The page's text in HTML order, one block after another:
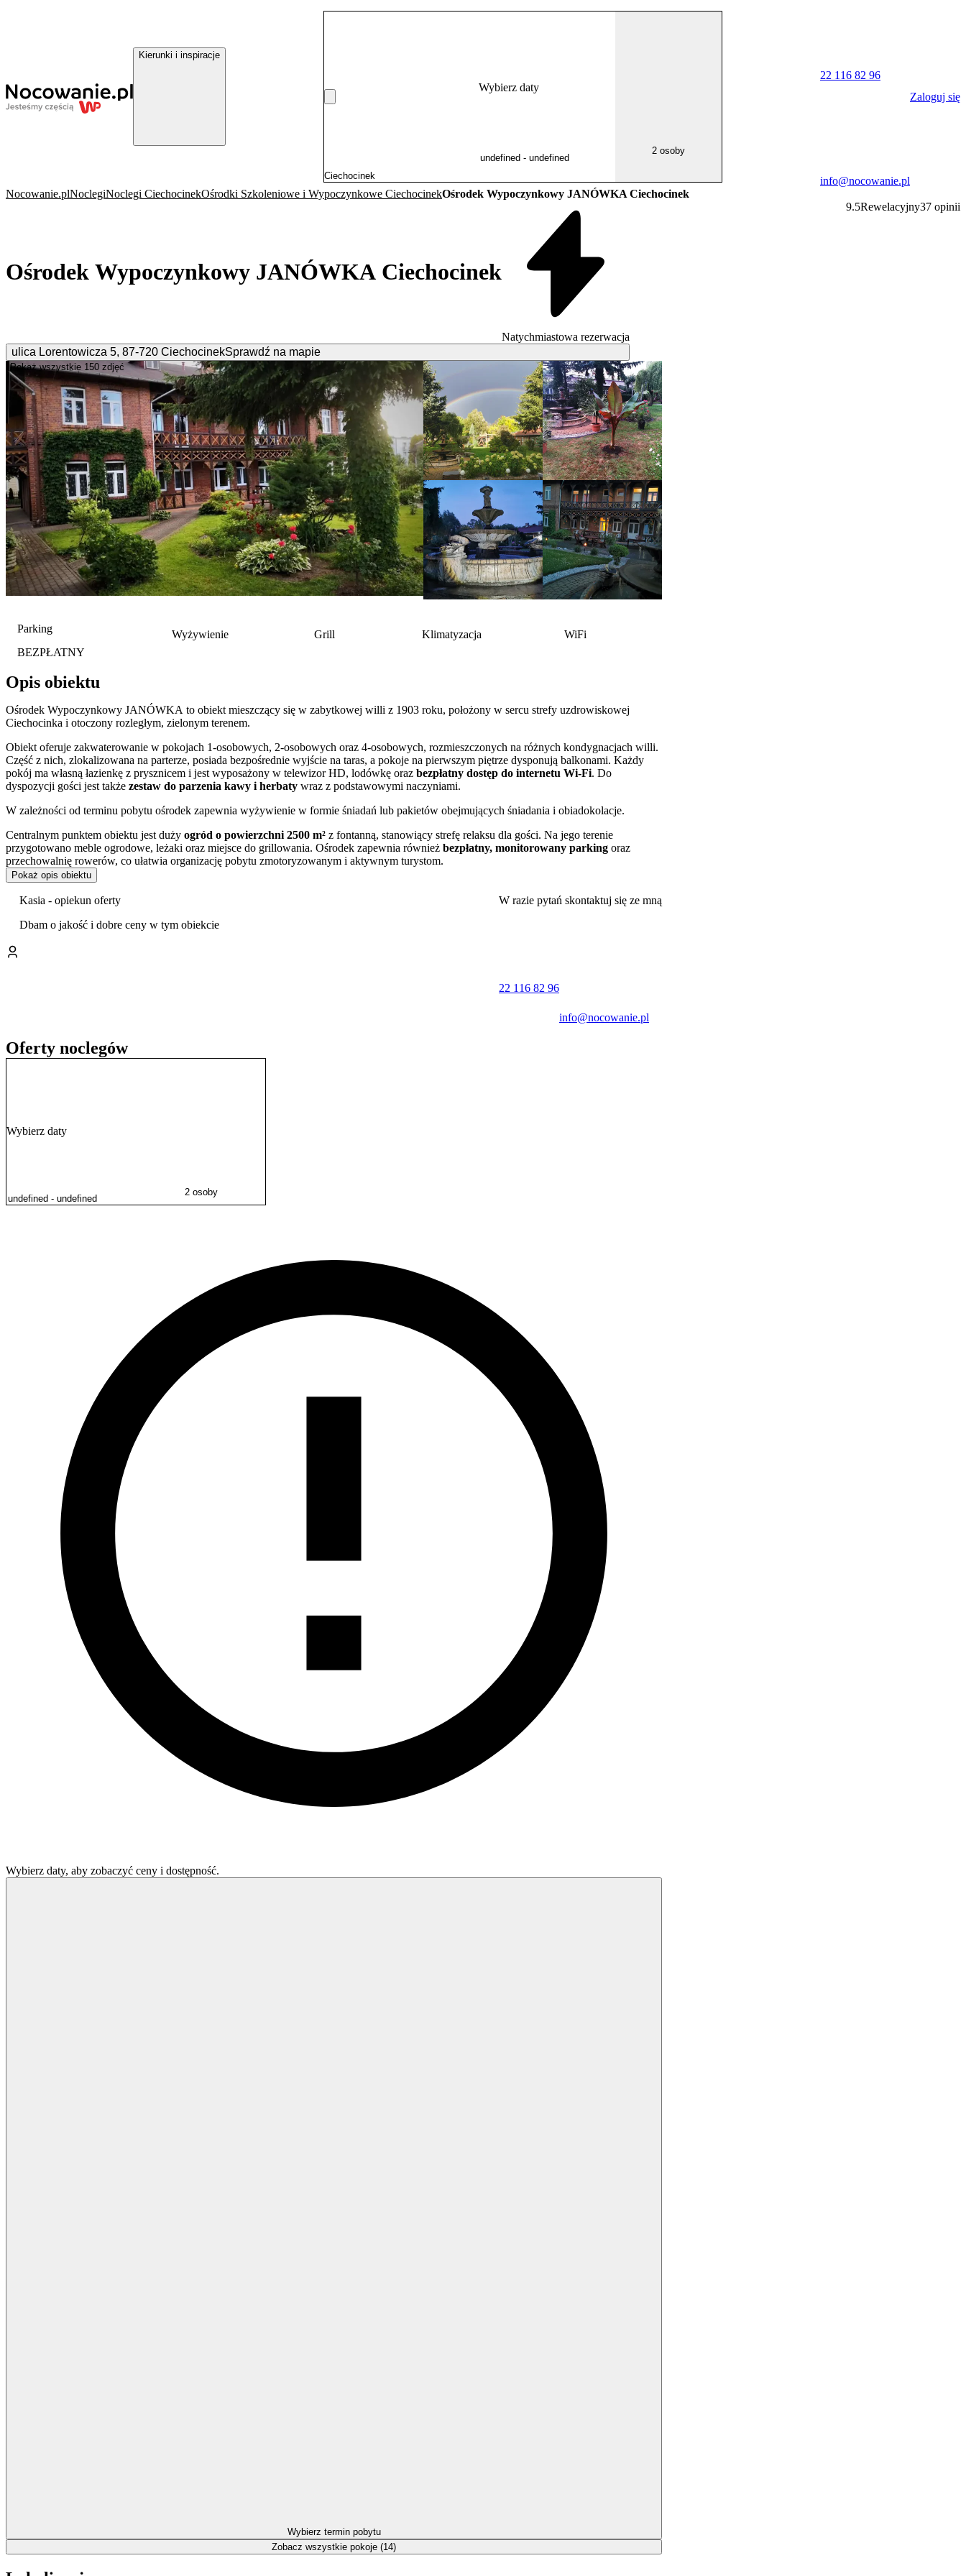
Kierunki i inspiracje
Wybierz daty
2 osoby
22 116 82 96
info@nocowanie.pl
Zaloguj się
Nocowanie.plNoclegiNoclegi CiechocinekOśrodki Szkoleniowe i Wypoczynkowe CiechocinekOśrodek Wypoczynkowy JANÓWKA Ciechocinek
Ośrodek Wypoczynkowy JANÓWKA Ciechocinek
Natychmiastowa rezerwacja
ulica Lorentowicza 5, 87-720 CiechocinekSprawdź na mapie
9.5Rewelacyjny37 opinii
Pokaż wszystkie 150 zdjęć
Parking
BEZPŁATNY
Wyżywienie Grill Klimatyzacja WiFi
Opis obiektu
Ośrodek Wypoczynkowy JANÓWKA to obiekt mieszczący się w zabytkowej willi z 1903 roku, położony w sercu strefy uzdrowiskowej
Ciechocinka i otoczony rozległym, zielonym terenem.
Obiekt oferuje zakwaterowanie w pokojach 1-osobowych, 2-osobowych oraz 4-osobowych, rozmieszczonych na różnych kondygnacjach willi.
Część z nich, zlokalizowana na parterze, posiada bezpośrednie wyjście na taras, a pokoje na pierwszym piętrze dysponują balkonami. Każdy
pokój ma własną łazienkę z prysznicem i jest wyposażony w telewizor HD, lodówkę oraz bezpłatny dostęp do internetu Wi-Fi. Do
dyspozycji gości jest także zestaw do parzenia kawy i herbaty wraz z podstawowymi naczyniami.
W zależności od terminu pobytu ośrodek zapewnia wyżywienie w formie śniadań lub pakietów obejmujących śniadania i obiadokolacje.
Centralnym punktem obiektu jest duży ogród o powierzchni 2500 m² z fontanną, stanowiący strefę relaksu dla gości. Na jego terenie
przygotowano meble ogrodowe, leżaki oraz miejsce do grillowania. Ośrodek zapewnia również bezpłatny, monitorowany parking oraz
przechowalnię rowerów, co ułatwia organizację pobytu zmotoryzowanym i aktywnym turystom.
Ośrodek jest zlokalizowany w ścisłym centrum sanatoryjnym Ciechocinka, w uzdrowiskowej strefie „A”. Zaledwie krótki, 100-metrowy spacer
dzieli go od głównego deptaka, dywanów kwiatowych i parków zdrojowych. W bezpośrednim sąsiedztwie znajdują się sanatoria oferujące
Fontanna Grzybek oraz Muszla Koncertowa.
Goście w swoich opiniach szczególnie wysoko oceniają profesjonalną obsługę oraz doskonałą lokalizację obiektu.
atrakcje turystyczne, takie jak przejażdżki tramwajem konnym, rejsy statkiem po Wiśle czy wycieczki autokarowe do pobliskiego Torunia.
Pokaż opis obiektu
Kasia - opiekun oferty
Dbam o jakość i dobre ceny w tym obiekcie
W razie pytań skontaktuj się ze mną
22 116 82 96
info@nocowanie.pl
Oferty noclegów
Wybierz daty
2 osoby
Wybierz daty, aby zobaczyć ceny i dostępność.
Wybierz termin pobytu
Zobacz wszystkie pokoje (14)